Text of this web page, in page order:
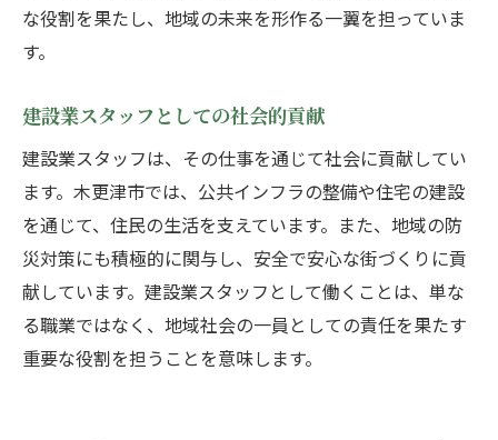
な役割を果たし、地域の未来を形作る一翼を担っていま
す。
建設業スタッフとしての社会的貢献
建設業スタッフは、その仕事を通じて社会に貢献してい
ます。木更津市では、公共インフラの整備や住宅の建設
を通じて、住民の生活を支えています。また、地域の防
災対策にも積極的に関与し、安全で安心な街づくりに貢
献しています。建設業スタッフとして働くことは、単な
る職業ではなく、地域社会の一員としての責任を果たす
重要な役割を担うことを意味します。